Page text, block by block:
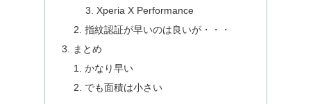
Xperia X Performance
指紋認証が早いのは良いが・・・
まとめ
かなり早い
でも面積は小さい